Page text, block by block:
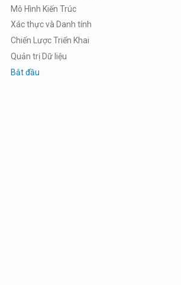
Mô Hình Kiến Trúc
Xác thực và Danh tính
Chiến Lược Triển Khai
Quản trị Dữ liệu
Bắt đầu